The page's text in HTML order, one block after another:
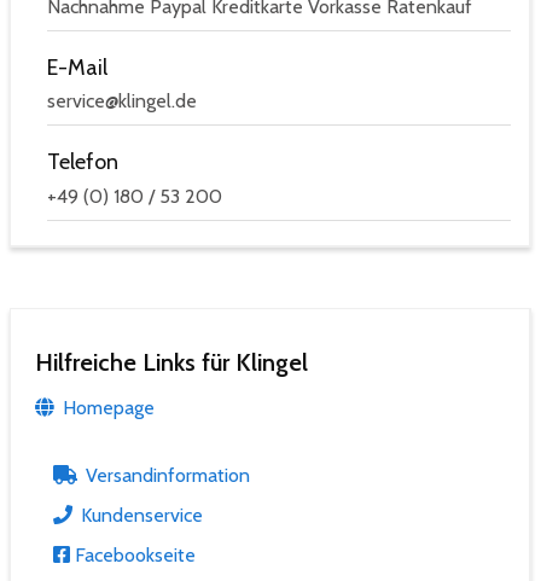
Nachnahme Paypal Kreditkarte Vorkasse Ratenkauf
E-Mail
service@klingel.de
Telefon
+49 (0) 180 / 53 200
Hilfreiche Links für Klingel
Homepage
Versandinformation
Kundenservice
Facebookseite